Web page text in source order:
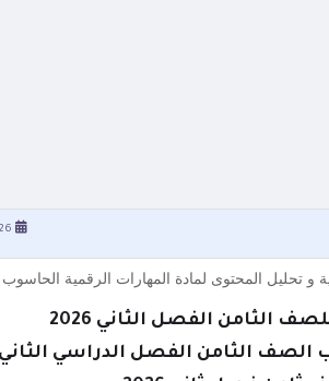
31-
الفصل الثاني 2026
الثامن الفصل الدراسي الثاني 2026